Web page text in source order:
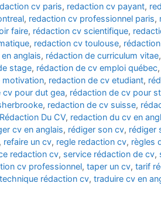
cv paris, redaction cv payant,
, redaction cv professionnel paris,
faire, rédaction cv scientifique,
, redaction cv toulouse,
anglais, rédaction de curriculum vitae,
stage, rédaction de cv emploi québec,
motivation, redaction de cv etudiant,
cv pour dut gea, rédaction de cv pour
, redaction de cv suisse,
Rédaction Du CV, redaction du cv en
cv en anglais, rédiger son cv, rédiger
, refaire un cv, regle redaction cv, règles
redaction cv, service rédaction de cv,
cv professionnel, taper un cv, tarif
technique rédaction cv, traduire cv en